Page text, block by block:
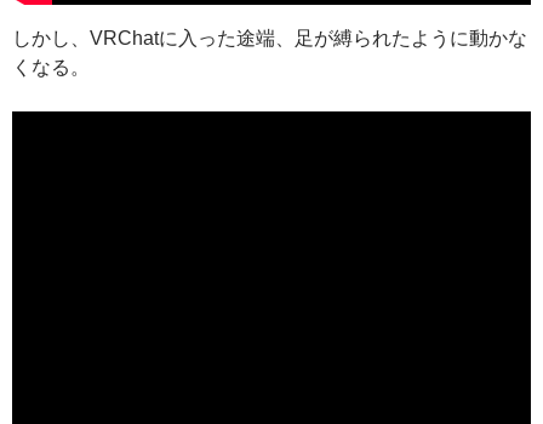
しかし、VRChatに入った途端、足が縛られたように動かな
くなる。